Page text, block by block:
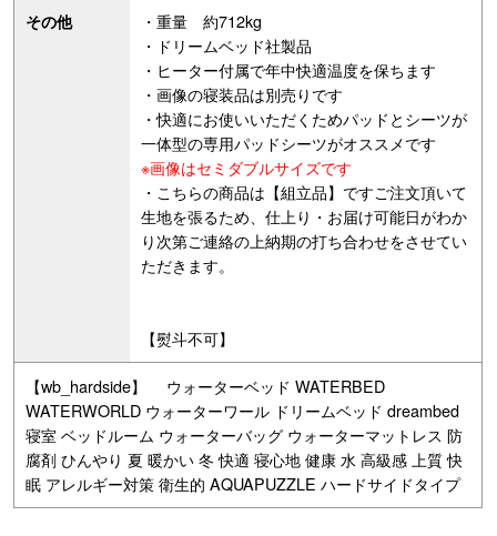
その他
・重量 約712kg
・ドリームベッド社製品
・ヒーター付属で年中快適温度を保ちます
・画像の寝装品は別売りです
・快適にお使いいただくためパッドとシーツが
一体型の専用パッドシーツがオススメです
※画像はセミダブルサイズです
・こちらの商品は【組立品】ですご注文頂いて
生地を張るため、仕上り・お届け可能日がわか
り次第ご連絡の上納期の打ち合わせをさせてい
ただきます。
【熨斗不可】
【wb_hardside】 ウォーターベッド WATERBED
WATERWORLD ウォーターワール ドリームベッド dreambed
寝室 ベッドルーム ウォーターバッグ ウォーターマットレス 防
腐剤 ひんやり 夏 暖かい 冬 快適 寝心地 健康 水 高級感 上質 快
眠 アレルギー対策 衛生的 AQUAPUZZLE ハードサイドタイプ